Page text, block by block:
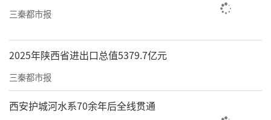
三秦都市报
2025年陕西省进出口总值5379.7亿元
三秦都市报
西安护城河水系70余年后全线贯通